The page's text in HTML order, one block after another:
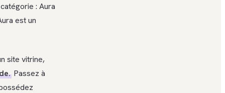
: Aura
est un
site vitrine,
Passez à